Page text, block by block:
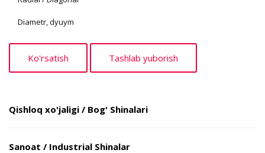
Diametr, dyuym
Qishloq xo'jaligi / Bog' Shinalari
Sanoat / Industrial Shinalar